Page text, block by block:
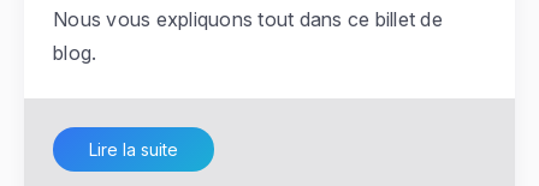
Nous vous expliquons tout dans ce billet de
blog.
Lire la suite